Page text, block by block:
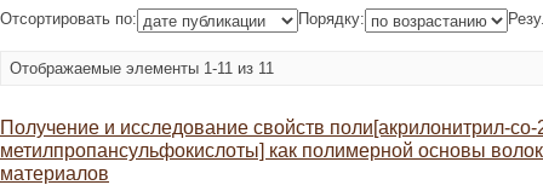
Отсортировать по: Порядку:
Отображаемые элементы 1-11 из 11
Получение и исследование свойств поли[акрилонитрил-
метилпропансульфокислоты] как полимерной основы
материалов